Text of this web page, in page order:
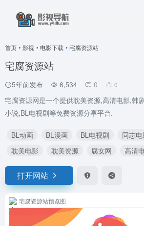
首页 • 影视 • 电影下载 • 宅腐资源站
宅腐资源站
5年前发布 6,534 0 0
宅腐资源网是一个提供耽美资源,高清电影,韩
小说,BL电视剧等免费资源分享平台.
BL动画 BL漫画 BL电视剧 同志电
耽美电影
耽美资源 腐女网 高清
打开网站
宅腐资源站预览图